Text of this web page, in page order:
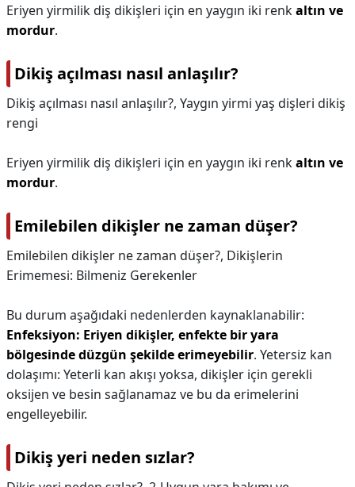
Eriyen yirmilik diş dikişleri için en yaygın iki renkaltın ve
mordur.
Dikiş açılması nasıl anlaşılır?
Dikiş açılması nasıl anlaşılır?, Yaygın yirmi yaş dişleri dikiş
rengi
Eriyen yirmilik diş dikişleri için en yaygın iki renkaltın ve
mordur.
Emilebilen dikişler ne zaman düşer?
Emilebilen dikişler ne zaman düşer?, Dikişlerin
Erimemesi: Bilmeniz Gerekenler
Bu durum aşağıdaki nedenlerden kaynaklanabilir:
Enfeksiyon: Eriyen dikişler, enfekte bir yara
bölgesinde düzgün şekilde erimeyebilir. Yetersiz kan
dolaşımı: Yeterli kan akışı yoksa, dikişler için gerekli
oksijen ve besin sağlanamaz ve bu da erimelerini
engelleyebilir.
Dikiş yeri neden sızlar?